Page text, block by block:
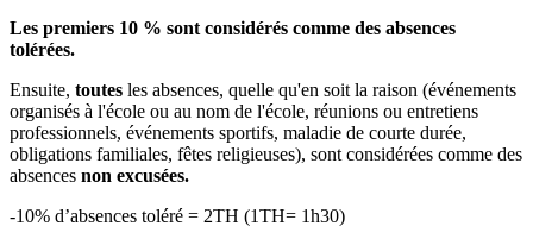
Les premiers 10 % sont considérés comme des absences
tolérées.
Ensuite, toutes les absences, quelle qu'en soit la raison (événements
organisés à l'école ou au nom de l'école, réunions ou entretiens
professionnels, événements sportifs, maladie de courte durée,
obligations familiales, fêtes religieuses), sont considérées comme des
absences non excusées.
-10% d’absences toléré = 2TH (1TH= 1h30)